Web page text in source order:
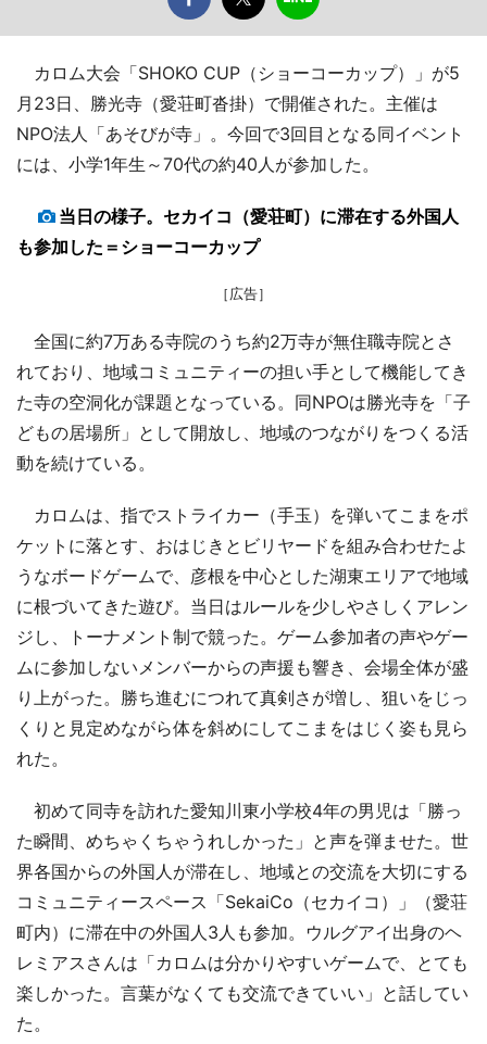
カロム大会「SHOKO CUP（ショーコーカップ）」が5
月23日、勝光寺（愛荘町沓掛）で開催された。主催は
NPO法人「あそびが寺」。今回で3回目となる同イベント
には、小学1年生～70代の約40人が参加した。
当日の様子。セカイコ（愛荘町）に滞在する外国人
も参加した＝ショーコーカップ
［広告］
全国に約7万ある寺院のうち約2万寺が無住職寺院とさ
れており、地域コミュニティーの担い手として機能してき
た寺の空洞化が課題となっている。同NPOは勝光寺を「子
どもの居場所」として開放し、地域のつながりをつくる活
動を続けている。
カロムは、指でストライカー（手玉）を弾いてこまをポ
ケットに落とす、おはじきとビリヤードを組み合わせたよ
うなボードゲームで、彦根を中心とした湖東エリアで地域
に根づいてきた遊び。当日はルールを少しやさしくアレン
ジし、トーナメント制で競った。ゲーム参加者の声やゲー
ムに参加しないメンバーからの声援も響き、会場全体が盛
り上がった。勝ち進むにつれて真剣さが増し、狙いをじっ
くりと見定めながら体を斜めにしてこまをはじく姿も見ら
れた。
初めて同寺を訪れた愛知川東小学校4年の男児は「勝っ
た瞬間、めちゃくちゃうれしかった」と声を弾ませた。世
界各国からの外国人が滞在し、地域との交流を大切にする
コミュニティースペース「SekaiCo（セカイコ）」（愛荘
町内）に滞在中の外国人3人も参加。ウルグアイ出身のヘ
レミアスさんは「カロムは分かりやすいゲームで、とても
楽しかった。言葉がなくても交流できていい」と話してい
た。